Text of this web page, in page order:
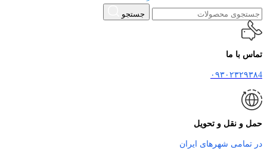
جستجو
تماس با ما
۰۹۳۰۲۳۲۹۳۸4
حمل و نقل و تحویل
در تمامی شهرهای ایران